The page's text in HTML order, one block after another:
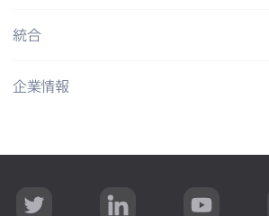
統合
企業情報
T L Y